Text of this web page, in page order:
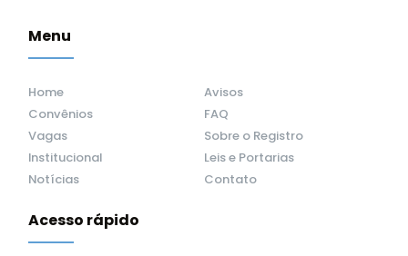
Menu
Home
Avisos
Convênios
FAQ
Vagas
Sobre o Registro
Institucional
Leis e Portarias
Notícias
Contato
Acesso rápido